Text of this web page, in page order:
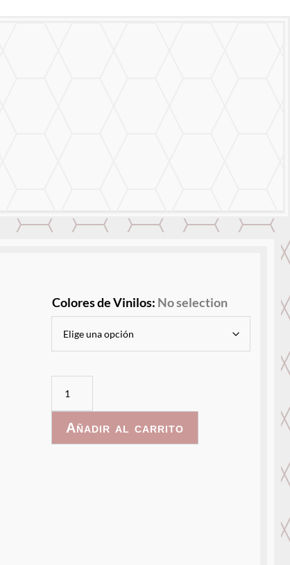
Colores de Vinilos: No selection
las
Nubes
cantidad
Añadir al carrito